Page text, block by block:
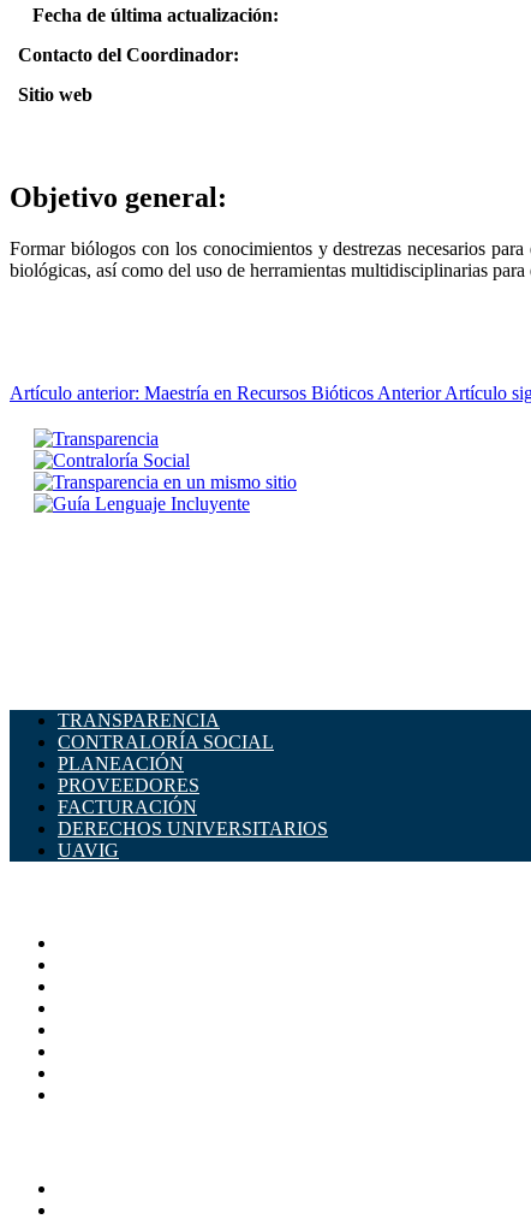
Fecha de última actualización:
Contacto del Coordinador:
Sitio web
Objetivo general:
Formar biólogos con los conocimientos y destrezas necesarios
biológicas, así como del uso de herramientas multidisciplinarias para
Artículo anterior: Maestría en Recursos Bióticos Anterior Artículo
TRANSPARENCIA
CONTRALORÍA SOCIAL
PLANEACIÓN
PROVEEDORES
FACTURACIÓN
DERECHOS UNIVERSITARIOS
UAVIG